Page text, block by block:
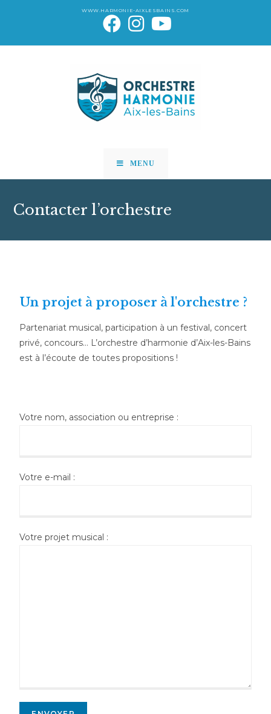
WWW.HARMONIE-AIXLESBAINS.COM
MENU
Contacter l’orchestre
Un projet à proposer à l'orchestre ?
Partenariat musical, participation à un festival, concert
privé, concours… L’orchestre d’harmonie d’Aix-les-Bains
est à l’écoute de toutes propositions !
Votre nom, association ou entreprise :
Votre e-mail :
Votre projet musical :